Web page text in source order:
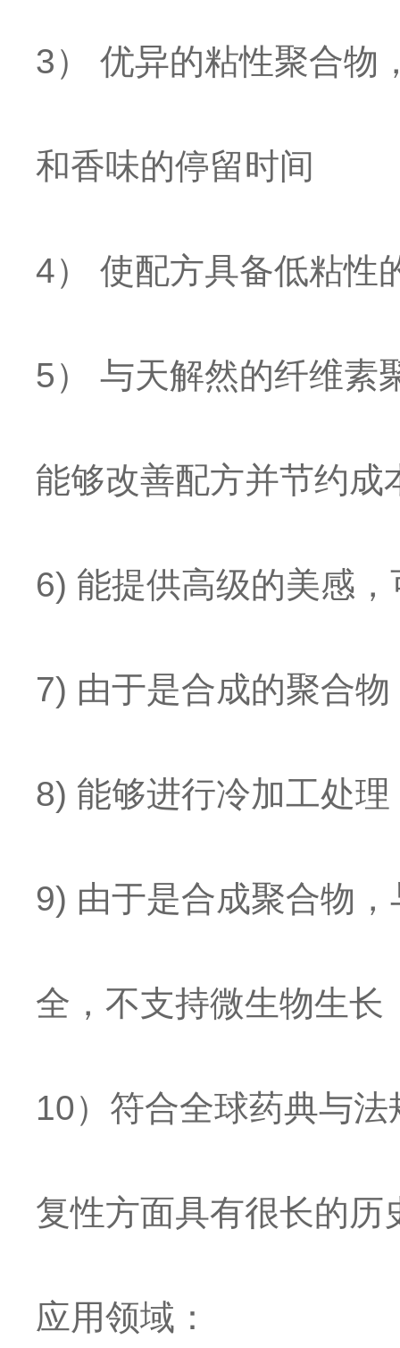
3） 优异的粘性聚合物
和香味的停留时间
4） 使配方具备低粘性
5） 与天解然的纤维素
能够改善配方并节约成
6) 能提供高级的美感
7) 由于是合成的聚合
8) 能够进行冷加工处理
9) 由于是合成聚合物
全，不支持微生物生长
10）符合全球药典与
复性方面具有很长的历
应用领域：